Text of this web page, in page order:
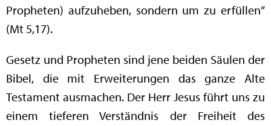
Propheten) aufzuheben, sondern um zu erfüllen“
(Mt 5,17).
Gesetz und Propheten sind jene beiden Säulen der
Bibel, die mit Erweiterungen das ganze Alte
Testament ausmachen. Der Herr Jesus führt uns zu
einem tieferen Verständnis der Freiheit des